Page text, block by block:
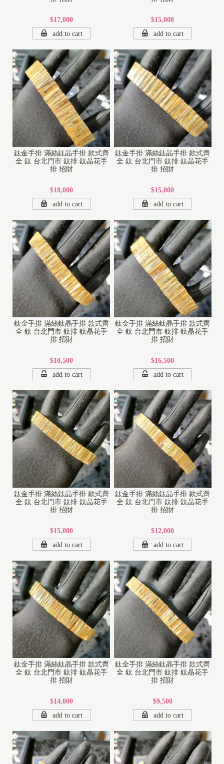
$17,000
add to cart
$15,000
add to cart
鈦金手排 滿絲鈦晶手排 款式齊
全 鈦 台北門市 鈦排 鈦晶花手
排 招財
$18,000
add to cart
鈦金手排 滿絲鈦晶手排 款式齊
全 鈦 台北門市 鈦排 鈦晶花手
排 招財
$15,000
add to cart
鈦金手排 滿絲鈦晶手排 款式齊
全 鈦 台北門市 鈦排 鈦晶花手
排 招財
$10,500
add to cart
鈦金手排 滿絲鈦晶手排 款式齊
全 鈦 台北門市 鈦排 鈦晶花手
排 招財
$16,500
add to cart
鈦金手排 滿絲鈦晶手排 款式齊
全 鈦 台北門市 鈦排 鈦晶花手
排 招財
$15,000
add to cart
鈦金手排 滿絲鈦晶手排 款式齊
全 鈦 台北門市 鈦排 鈦晶花手
排 招財
$12,000
add to cart
鈦金手排 滿絲鈦晶手排 款式齊
全 鈦 台北門市 鈦排 鈦晶花手
排 招財
$14,000
add to cart
鈦金手排 滿絲鈦晶手排 款式齊
全 鈦 台北門市 鈦排 鈦晶花手
排 招財
$9,500
add to cart